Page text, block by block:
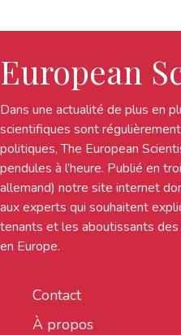
European
Dans une actualité de plus en
scientifiques sont
politiques, The European
pendules à l’heure. Publié en
allemand) notre site internet
aux experts qui souhaitent
tenants et les aboutissants
en Europe.
Contact
À propos